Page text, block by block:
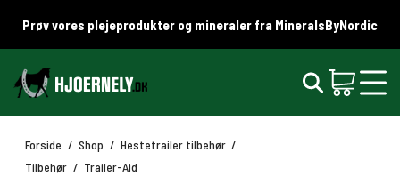
Prøv vores plejeprodukter og mineraler fra MineralsByNordic
Forside / Shop / Hestetrailer tilbehør /
Tilbehør / Trailer-Aid